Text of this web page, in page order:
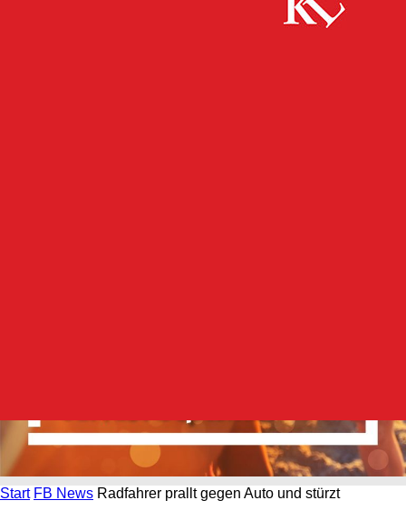
Start FB News Radfahrer prallt gegen Auto und stürzt